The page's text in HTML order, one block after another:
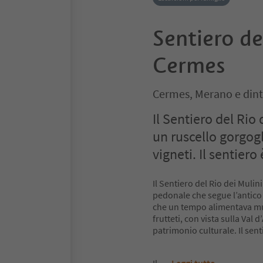
Sentiero
Cermes
Cermes, Merano e
Il Sentiero del Rio
un ruscello
vigneti. Il sentiero
Il Sentiero del Rio dei
pedonale che segue
che un tempo alimentava
frutteti, con vista sulla Val
patrimonio culturale. Il